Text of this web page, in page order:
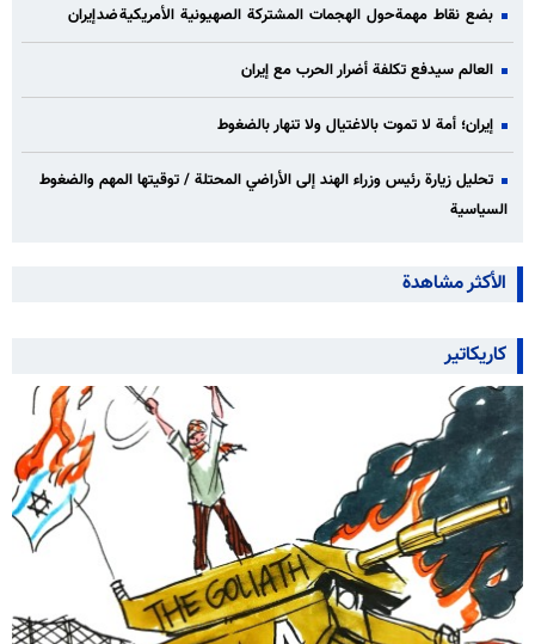
بضع نقاط مهمة حول الهجمات المشتركة الصهيونية الأمريكية ضد إيران
العالم سيدفع تكلفة أضرار الحرب مع إيران
إيران؛ أمة لا تموت بالاغتيال ولا تنهار بالضغوط
تحليل زيارة رئيس وزراء الهند إلى الأراضي المحتلة / توقيتها المهم والضغوط
السياسية
الأكثر مشاهدة
كاريكاتير